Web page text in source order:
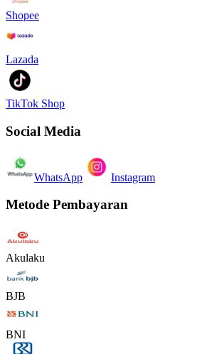
Shopee
Lazada
TikTok Shop
Social Media
WhatsApp Instagram
Metode Pembayaran
Akulaku
BJB
BNI